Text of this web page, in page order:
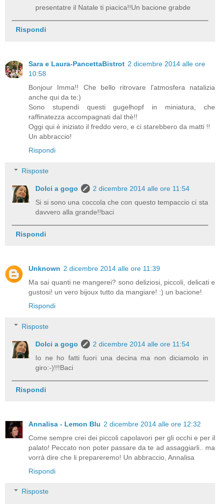
presentatre il Natale ti piacica!!Un bacione grabde
Rispondi
Sara e Laura-PancettaBistrot 2 dicembre 2014 alle ore
10:58
Bonjour Imma!! Che bello ritrovare l'atmosfera natalizia
anche qui da te:)
Sono stupendi questi gugelhopf in miniatura, che
raffinatezza accompagnati dal thè!!
Oggi qui è iniziato il freddo vero, e ci starebbero da matti !!
Un abbraccio!
Rispondi
Risposte
Dolci a gogo
2 dicembre 2014 alle ore 11:54
Si si sono una coccola che con questo tempaccio ci sta
davvero alla grande!!baci
Rispondi
Unknown 2 dicembre 2014 alle ore 11:39
Ma sai quanti ne mangerei? sono deliziosi, piccoli, delicati e
gustosi! un vero bijoux tutto da mangiare! :) un bacione!
Rispondi
Risposte
Dolci a gogo
2 dicembre 2014 alle ore 11:54
Io ne ho fatti fuori una decina ma non diciamolo in
giro:-)!!!Baci
Rispondi
Annalisa - Lemon Blu 2 dicembre 2014 alle ore 12:32
Come sempre crei dei piccoli capolavori per gli occhi e per il
palato! Peccato non poter passare da te ad assaggiarli.. ma
vorrà dire che li prepareremo! Un abbraccio, Annalisa
Rispondi
Risposte